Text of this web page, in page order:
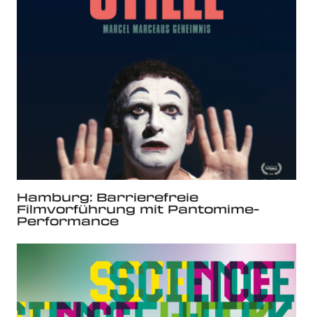
Hamburg: Barrierefreie
Filmvorführung mit Pantomime-
Performance